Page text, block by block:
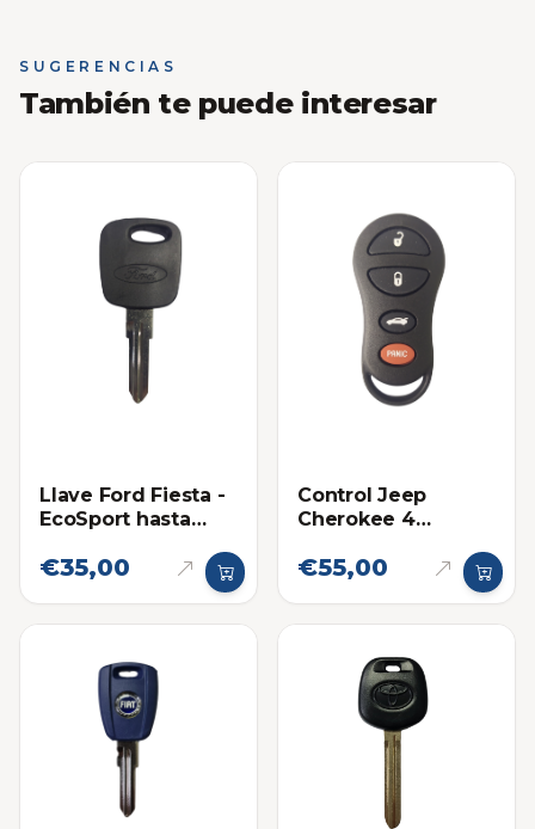
SUGERENCIAS
También te puede interesar
Llave Ford Fiesta -
EcoSport hasta
€35,00
Control Jeep
Cherokee 4
€55,00